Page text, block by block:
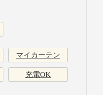
マイカーテン
充電OK